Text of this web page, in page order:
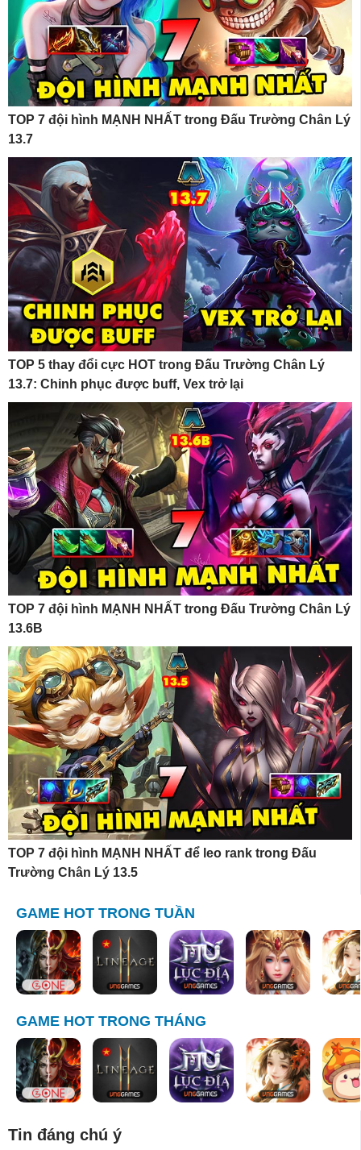
TOP 7 đội hình MẠNH NHẤT trong Đấu Trường Chân Lý
13.7
TOP 5 thay đổi cực HOT trong Đấu Trường Chân Lý
13.7: Chinh phục được buff, Vex trở lại
TOP 7 đội hình MẠNH NHẤT trong Đấu Trường Chân Lý
13.6B
TOP 7 đội hình MẠNH NHẤT để leo rank trong Đấu
Trường Chân Lý 13.5
GAME HOT TRONG TUẦN
GAME HOT TRONG THÁNG
Tin đáng chú ý